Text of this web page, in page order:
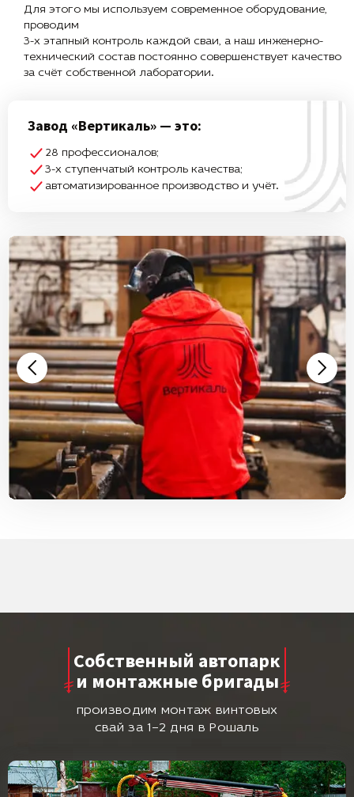
Для этого мы используем современное оборудование,
проводим
3-х этапный контроль каждой сваи, а наш инженерно-
технический состав постоянно совершенствует качество
за счёт собственной лаборатории.
Завод «Вертикаль» — это:
28 профессионалов;
3-х ступенчатый контроль качества;
автоматизированное производство и учёт.
Собственный автопарк
и монтажные бригады
производим монтаж винтовых
свай за 1–2 дня в Рошаль